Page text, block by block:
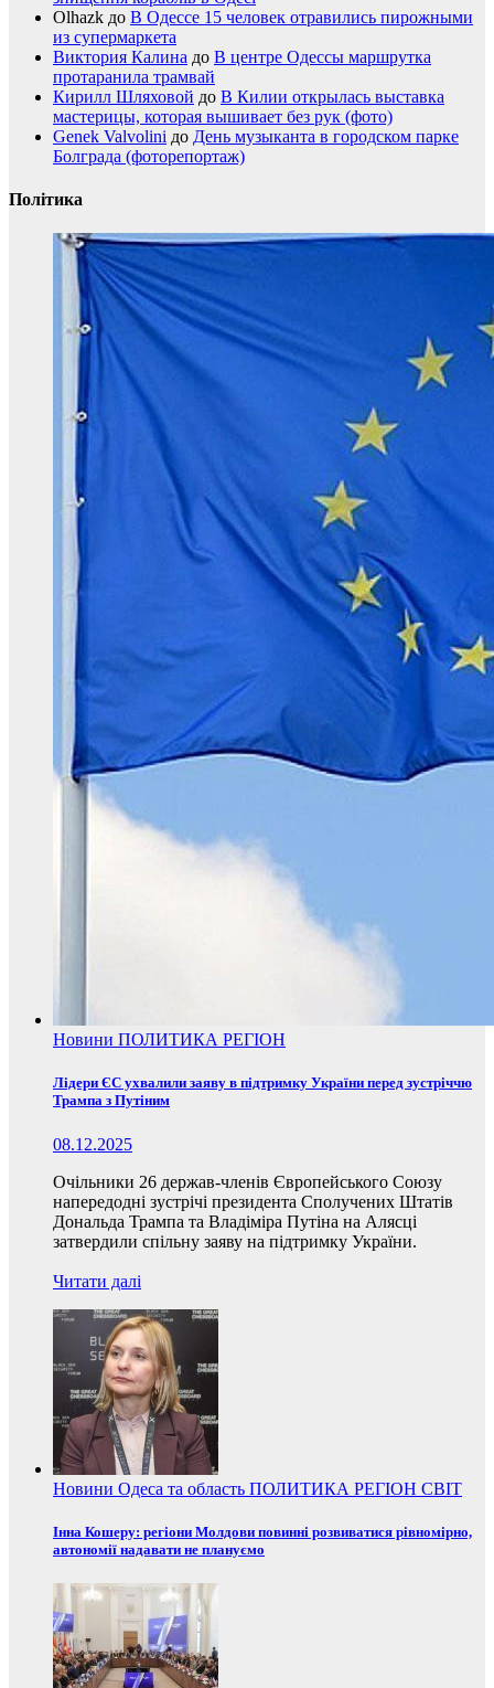
Olhazk до В Одессе 15 человек отравились пирожными
из супермаркета
Виктория Калина до В центре Одессы маршрутка
протаранила трамвай
Кирилл Шляховой до В Килии открылась выставка
мастерицы, которая вышивает без рук (фото)
Genek Valvolini до День музыканта в городском парке
Болграда (фоторепортаж)
Політика
Новини ПОЛИТИКА РЕГІОН
Лідери ЄС ухвалили заяву в підтримку України перед зустріччю
Трампа з Путіним
08.12.2025
Очільники 26 держав-членів Європейського Союзу
напередодні зустрічі президента Сполучених Штатів
Дональда Трампа та Владіміра Путіна на Алясці
затвердили спільну заяву на підтримку України.
Читати далі
Новини Одеса та область ПОЛИТИКА РЕГІОН СВІТ
Інна Кошеру: регіони Молдови повинні розвиватися рівномірно,
автономії надавати не плануємо